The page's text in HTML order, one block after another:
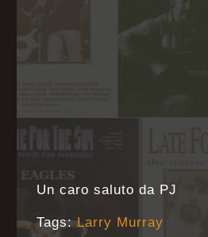
Un caro saluto da PJ
Tags:Larry Murray